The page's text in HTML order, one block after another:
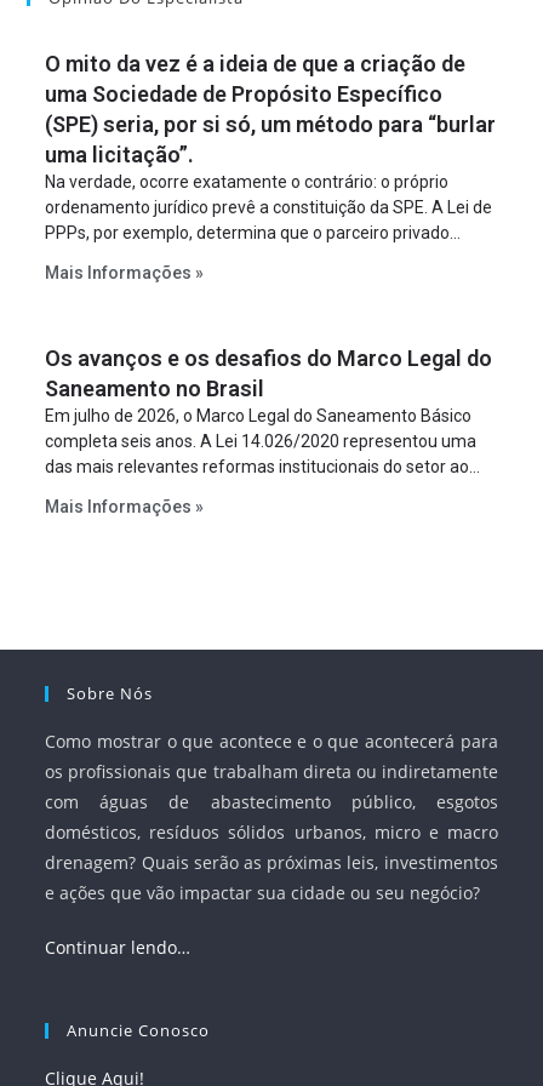
O mito da vez é a ideia de que a criação de
uma Sociedade de Propósito Específico
(SPE) seria, por si só, um método para “burlar
uma licitação”.
Na verdade, ocorre exatamente o contrário: o próprio
ordenamento jurídico prevê a constituição da SPE. A Lei de
PPPs, por exemplo, determina que o parceiro privado
empreendimento. Ou seja, a suposta “fraude à licitação” é
projeto a projeto.
Mais Informações »
Os avanços e os desafios do Marco Legal do
Saneamento no Brasil
Em julho de 2026, o Marco Legal do Saneamento Básico
completa seis anos. A Lei 14.026/2020 representou uma
das mais relevantes reformas institucionais do setor ao
serviços, ampliar a participação da iniciativa privada,
Mais Informações »
Sobre Nós
Como mostrar o que acontece e o que acontecerá para
os profissionais que trabalham direta ou indiretamente
com águas de abastecimento público, esgotos
domésticos, resíduos sólidos urbanos, micro e macro
drenagem? Quais serão as próximas leis, investimentos
e ações que vão impactar sua cidade ou seu negócio?
Continuar lendo…
Anuncie Conosco
Clique Aqui!